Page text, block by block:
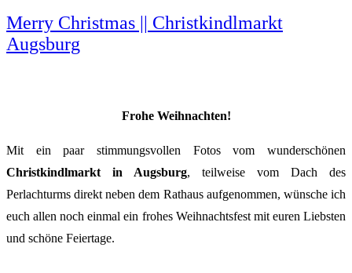
Merry Christmas || Christkindlmarkt
Augsburg
Frohe Weihnachten!
Mit ein paar stimmungsvollen Fotos vom wunderschönen
Christkindlmarkt in Augsburg, teilweise vom Dach des
Perlachturms direkt neben dem Rathaus aufgenommen, wünsche ich
euch allen noch einmal ein frohes Weihnachtsfest mit euren Liebsten
und schöne Feiertage.